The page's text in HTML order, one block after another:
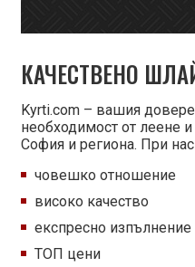
КАЧЕСТВЕНО
Kyrti.com – вашия
необходимост от леене и
София и региона. При
човешко отношение
високо качество
експресно изпълнение
ТОП цени